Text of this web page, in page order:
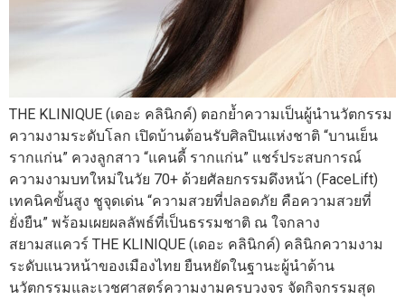
THE KLINIQUE (เดอะ คลินิกค์) ตอกย้ำความเป็นผู้นำนวัตกรรม
ความงามระดับโลก เปิดบ้านต้อนรับศิลปินแห่งชาติ “บานเย็น
รากแก่น” ควงลูกสาว “แคนดี้ รากแก่น” แชร์ประสบการณ์
ความงามบทใหม่ในวัย 70+ ด้วยศัลยกรรมดึงหน้า (FaceLift)
เทคนิคขั้นสูง ชูจุดเด่น “ความสวยที่ปลอดภัย คือความสวยที่
ยั่งยืน” พร้อมเผยผลลัพธ์ที่เป็นธรรมชาติ ณ ใจกลาง
สยามสแควร์ THE KLINIQUE (เดอะ คลินิกค์) คลินิกความงาม
ระดับแนวหน้าของเมืองไทย ยืนหยัดในฐานะผู้นำด้าน
นวัตกรรมและเวชศาสตร์ความงามครบวงจร จัดกิจกรรมสุด